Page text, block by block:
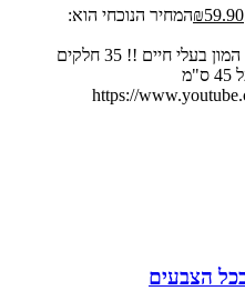
₪59.90
המחיר הנוכחי הוא:
פאזל ענק!! פאזל עולם המים ענק עם המון בעלי חיים !! 35 חלקים
ענקיים !! גודל הפאזל 60 ס"מ רוחב על 45 ס"מ